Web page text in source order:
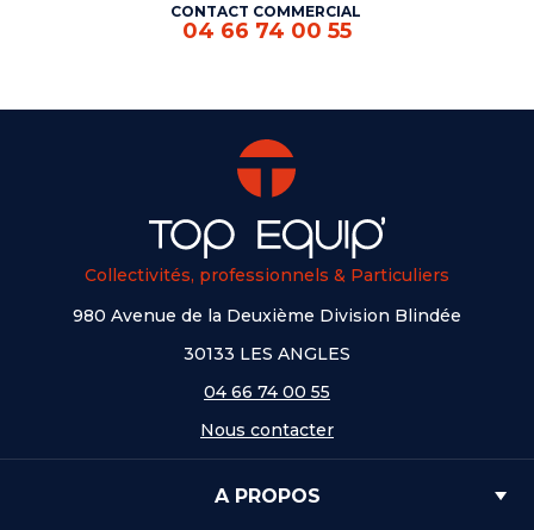
CONTACT COMMERCIAL
04 66 74 00 55
Collectivités, professionnels & Particuliers
980 Avenue de la Deuxième Division Blindée
30133 LES ANGLES
04 66 74 00 55
Nous contacter
A PROPOS